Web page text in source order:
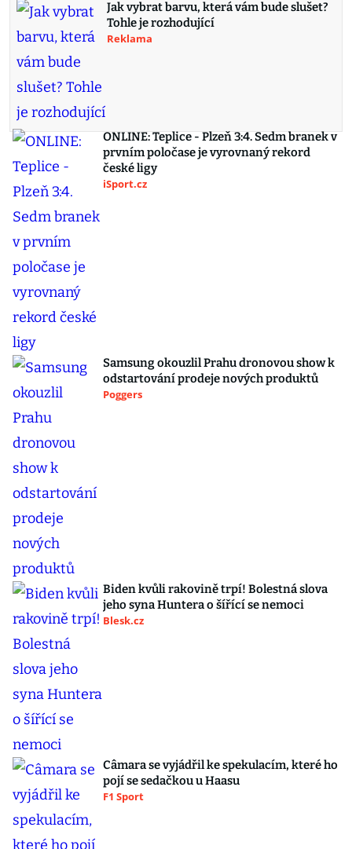
Jak vybrat barvu, která vám bude slušet?
Tohle je rozhodující
Reklama
ONLINE: Teplice - Plzeň 3:4. Sedm branek v
prvním poločase je vyrovnaný rekord
české ligy
iSport.cz
Samsung okouzlil Prahu dronovou show k
odstartování prodeje nových produktů
Poggers
Biden kvůli rakovině trpí! Bolestná slova
jeho syna Huntera o šířící se nemoci
Blesk.cz
Câmara se vyjádřil ke spekulacím, které ho
pojí se sedačkou u Haasu
F1 Sport